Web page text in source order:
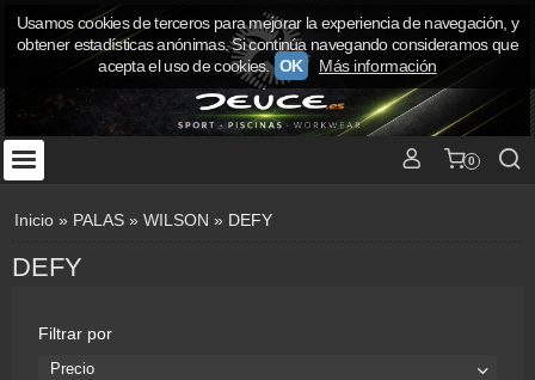
0
Inicio » PALAS » WILSON » DEFY
DEFY
Filtrar por
Precio
Usamos cookies de terceros para mejorar la experiencia de navegación, y
obtener estadísticas anónimas. Si continúa navegando consideramos que
acepta el uso de cookies. OK Más información